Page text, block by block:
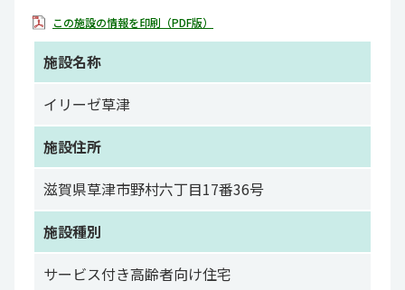
この施設の情報を印刷（PDF版）
施設名称
イリーゼ草津
施設住所
滋賀県草津市野村六丁目17番36号
施設種別
サービス付き高齢者向け住宅